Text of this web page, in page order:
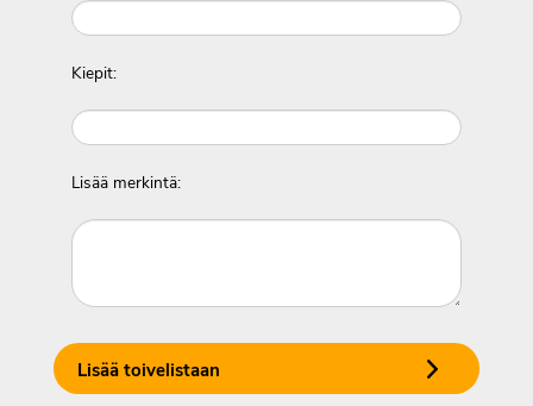
Kiepit:
Lisää merkintä:
Lisää toivelistaan